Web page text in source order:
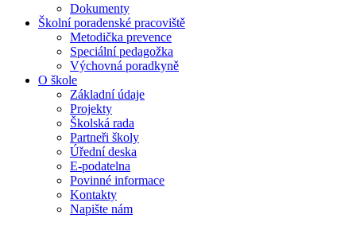
Dokumenty
Školní poradenské pracoviště
Metodička prevence
Speciální pedagožka
Výchovná poradkyně
O škole
Základní údaje
Projekty
Školská rada
Partneři školy
Úřední deska
E-podatelna
Povinné informace
Kontakty
Napište nám